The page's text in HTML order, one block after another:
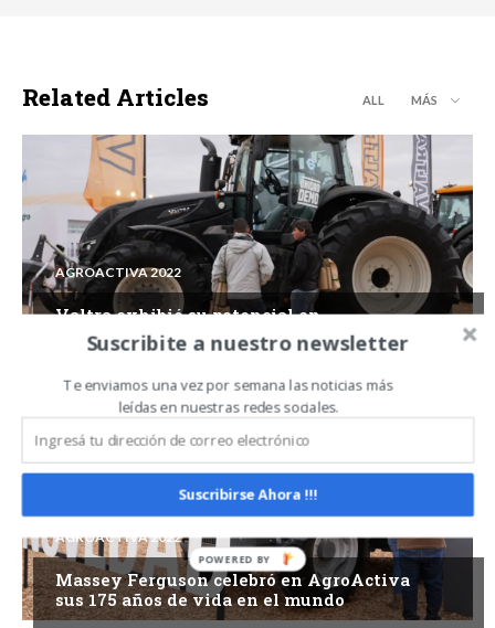
Related Articles ALL MÁS
AGROACTIVA 2022
Valtra exhibió su potencial en
AgroActiva 2022
AGROACTIVA 2022
Massey Ferguson celebró en AgroActiva
sus 175 años de vida en el mundo
Suscribite a nuestro newsletter
Te enviamos una vez por semana las noticias más
leídas en nuestras redes sociales.
Suscribirse Ahora !!!